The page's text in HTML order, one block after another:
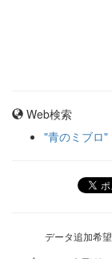
Web検索
"青のミブロ
データ追加希